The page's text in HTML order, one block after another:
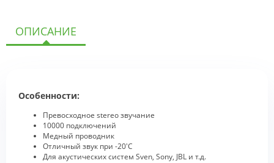
ОПИСАНИЕ
Особенности:
Превосходное stereo звучание
10000 подключений
Медный проводник
Отличный звук при -20'C
Для акустических систем Sven, Sony, JBL и т.д.